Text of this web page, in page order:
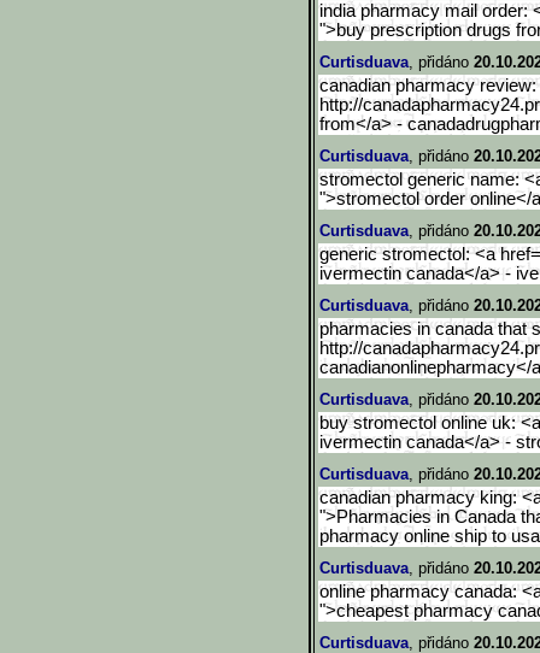
india pharmacy mail order:
">buy prescription drugs
Curtisduava, přidáno
canadian pharmacy
http://
from</a> -
Curtisduava, přidáno
stromectol generic name:
">stromectol order
Curtisduava, přidáno
generic stromectol: <a
ivermectin canada</a> -
Curtisduava, přidáno
pharmacies in canada that
http://
canadianonlinepharmacy</
Curtisduava, přidáno
buy stromectol online uk:
ivermectin canada</a> -
Curtisduava, přidáno
canadian pharmacy king:
">Pharmacies in Canada
pharmacy online ship to usa
Curtisduava, přidáno
online pharmacy canada:
">cheapest pharmacy
Curtisduava, přidáno